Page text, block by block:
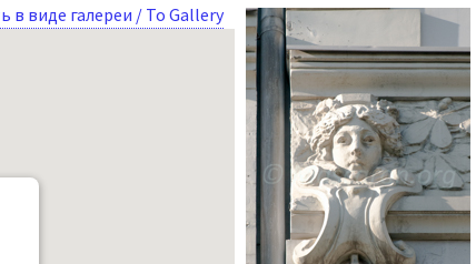
в виде галереи / To Gallery